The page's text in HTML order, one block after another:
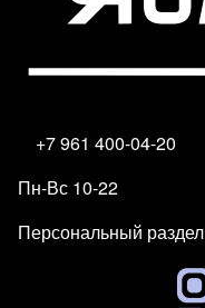
+7 961 400-04-20
Пн-Вс 10-22
Персональный раздел